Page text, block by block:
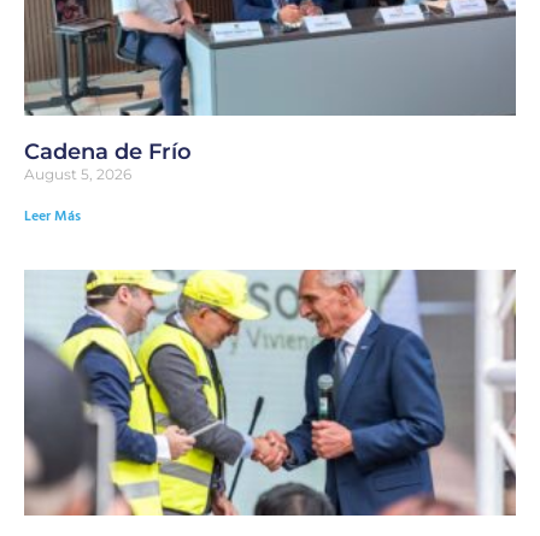
Cadena de Frío
August 5, 2026
Leer Más